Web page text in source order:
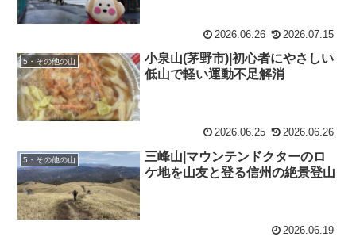
2026.06.26 2026.07.15
5・その他の山
小泉山(茅野市)|初心者にやさしい
低山で軽い運動不足解消
2026.06.25 2026.06.26
5・その他の山
三峰山|マウンテンドクターのロ
ケ地を山友と登る信州の絶景登山
2026.06.19